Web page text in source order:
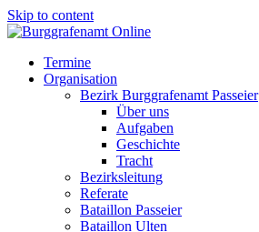
Skip to content
Termine
Organisation
Bezirk Burggrafenamt Passeier
Über uns
Aufgaben
Geschichte
Tracht
Bezirksleitung
Referate
Bataillon Passeier
Bataillon Ulten